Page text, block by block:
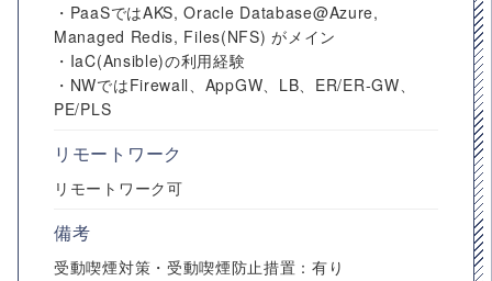
・PaaSではAKS, Oracle Database@Azure,
Managed Redis, Files(NFS) がメイン
・IaC(Ansible)の利用経験
・NWではFirewall、AppGW、LB、ER/ER-GW、
PE/PLS
リモートワーク
リモートワーク可
備考
受動喫煙対策・受動喫煙防止措置：有り